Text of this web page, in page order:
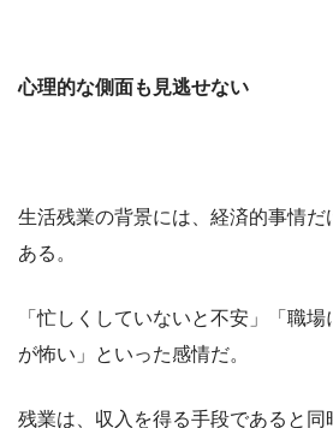
心理的な側面も見逃せない
生活残業の背景には、経済的事情だ
ある。
「忙しくしていないと不安」「職
が怖い」といった感情だ。
残業は、収入を得る手段であると同